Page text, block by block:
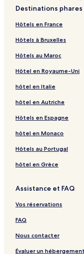
Destinations phares
Hôtels en France
Hôtels à Bruxelles
Hôtels au Maroc
Hôtel en Royaume-Uni
hôtel en Italie
hôtel en Autriche
Hôtels en Espagne
hôtel en Monaco
Hôtels au Portugal
hôtel en Grèce
Assistance et FAQ
Vos réservations
FAQ
Nous contacter
Évaluer un hébergement